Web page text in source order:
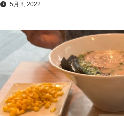
5月 8, 2022